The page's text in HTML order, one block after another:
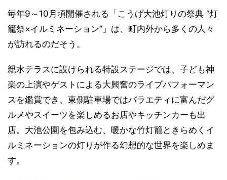
毎年9～10月頃開催される「こうげ大池灯りの祭典 “灯
籠祭×イルミネーション”」は、町内外から多くの人々
が訪れるのだそう。
親水テラスに設けられる特設ステージでは、子ども神
楽の上演やゲストによる大興奮のライブパフォーマン
スを鑑賞でき、東側駐車場ではバラエティに富んだグ
ルメやスイーツを楽しめるお店やキッチンカーも出
店。大池公園を包み込む、暖かな竹灯籠ときらめくイ
ルミネーションの灯りが作る幻想的な世界を楽しめま
す。